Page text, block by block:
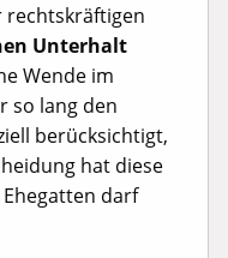
rechtskräftigen
Unterhalt
Wende im
so lang den
berücksichtigt,
hat diese
darf